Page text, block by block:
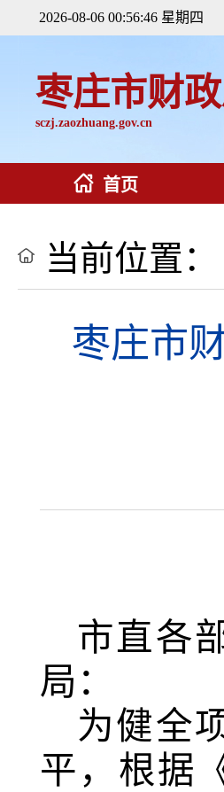
2026-08-06 00:56:48 星期四
枣庄市财
sczj.zaozhuang.gov.cn
首页
当前位置：
枣庄市
市直各
局：
为健全
平，根据